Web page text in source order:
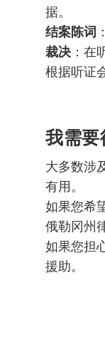
据。
结案陈词
裁决 ：在
根据听证
我需要
大多数涉
有用。
如果您希
俄勒冈州
如果您担
援助。